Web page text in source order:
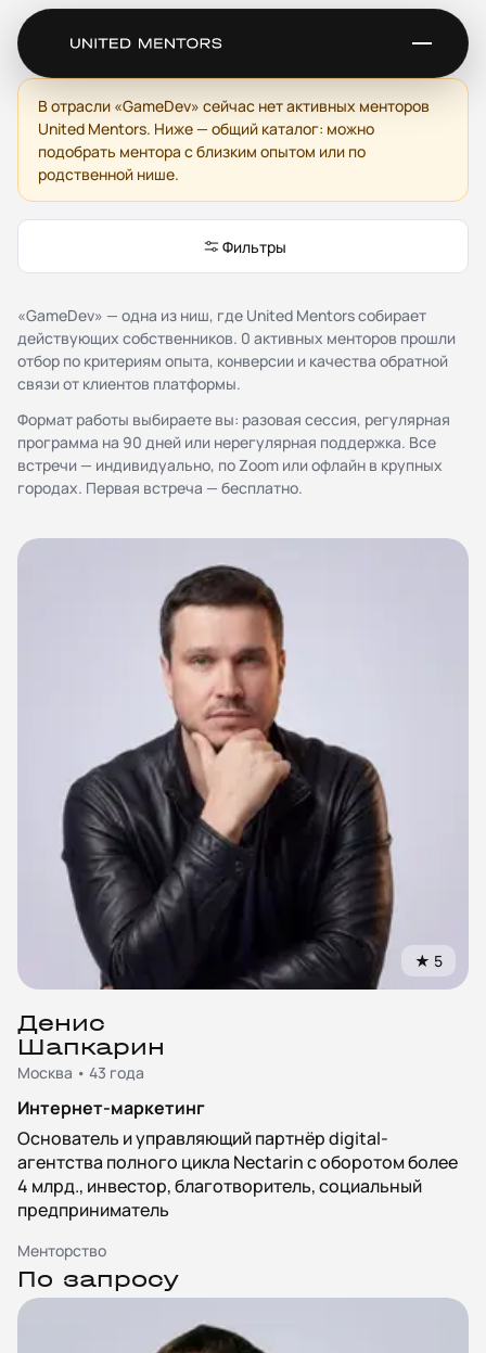
Ментор для GameDev
В отрасли «GameDev» сейчас нет активных менторов
United Mentors. Ниже — общий каталог: можно
подобрать ментора с близким опытом или по
родственной нише.
Фильтры
«GameDev» — одна из ниш, где United Mentors собирает
действующих собственников. 0 активных менторов прошли
отбор по критериям опыта, конверсии и качества обратной
связи от клиентов платформы.
Формат работы выбираете вы: разовая сессия, регулярная
программа на 90 дней или нерегулярная поддержка. Все
встречи — индивидуально, по Zoom или офлайн в крупных
городах. Первая встреча — бесплатно.
★ 5
Денис
Шапкарин
Москва • 43 года
Интернет-маркетинг
Основатель и управляющий партнёр digital-
агентства полного цикла Nectarin с оборотом более
4 млрд., инвестор, благотворитель, социальный
предприниматель
Менторство
По запросу
Сервис
Каталог менторов
Благотворительность
Журнал
Документы
Публичная оферта
Соглашение о конфиденциальности (NDA)
Политика конфиденциальности и обработки
персональных данных
Правила работы